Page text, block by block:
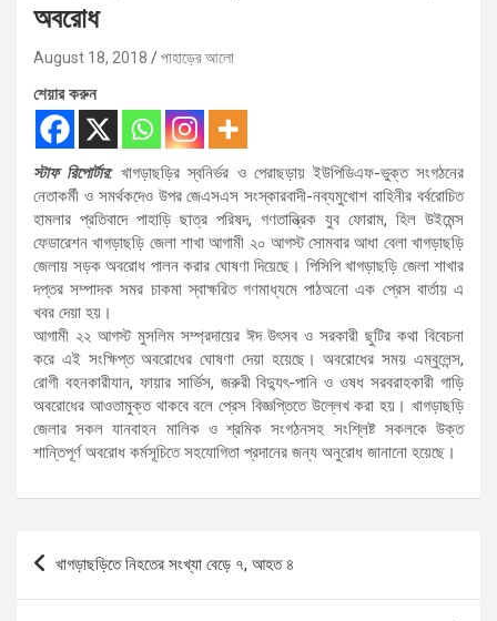
অবরোধ
August 18, 2018 পাহাড়ের আলো
শেয়ার করুন
স্টাফ রিপোর্টার: খাগড়াছড়ির স্বনির্ভর ও পেরাছড়ায় ইউপিডিএফ-ভুক্ত সংগঠনের
নেতাকর্মী ও সমর্থকদেও উপর জেএসএস সংস্কারবাদী-নব্যমুখোশ বাহিনীর বর্বরোচিত
হামলার প্রতিবাদে পাহাড়ি ছাত্র পরিষদ, গণতান্ত্রিক যুব ফোরাম, হিল উইমেন্স
ফেডারেশন খাগড়াছড়ি জেলা শাখা আগামী ২০ আগস্ট সোমবার আধা বেলা খাগড়াছড়ি
জেলায় সড়ক অবরোধ পালন করার ঘোষণা দিয়েছে। পিসিপি খাগড়াছড়ি জেলা শাখার
দপ্তর সম্পাদক সমর চাকমা স্বাক্ষরিত গণমাধ্যমে পাঠঅনো এক প্রেস বার্তায় এ
খবর দেয়া হয়।
আগামী ২২ আগস্ট মুসলিম সম্প্রদায়ের ঈদ উৎসব ও সরকারী ছুটির কথা বিবেচনা
করে এই সংক্ষিপ্ত অবরোধের ঘোষণা দেয়া হয়েছে। অবরোধের সময় এম্বুলেন্স,
রোগী বহনকারীযান, ফায়ার সার্ভিস, জরুরী বিদ্যুৎ-পানি ও ওষধ সরবরাহকারী গাড়ি
অবরোধের আওতামুক্ত থাকবে বলে প্রেস বিজ্ঞপ্তিতে উল্লেখ করা হয়। খাগড়াছড়ি
জেলার সকল যানবাহন মালিক ও শ্রমিক সংগঠনসহ সংশ্লিষ্ট সকলকে উক্ত
শান্তিপূর্ণ অবরোধ কর্মসূচিতে সহযোগিতা প্রদানের জন্য অনুরোধ জানানো হয়েছে।
Post
navigation
খাগড়াছড়িতে নিহতের সংখ্যা বেড়ে ৭, আহত ৪